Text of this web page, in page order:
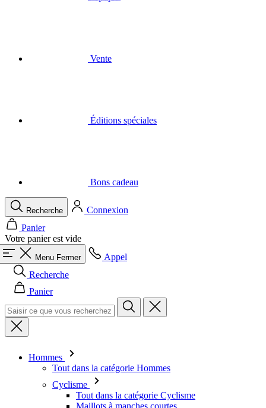
Votre panier est vide
Menu Fermer
Appel
Recherche
Panier
Hommes
Tout dans la catégorie Hommes
Maillot à manches longues
Gilets
Vestes
Cuissard